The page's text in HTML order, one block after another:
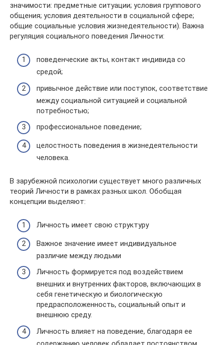
значимости: предметные ситуации; условия группового
общения; условия деятельности в социальной сфере;
общие социальные условия жизнедеятельности). Важна
регуляция социального поведения Личности:
поведенческие акты, контакт индивида со
средой;
привычное действие или поступок, соответствие
между социальной ситуацией и социальной
потребностью;
профессиональное поведение;
целостность поведения в жизнедеятельности
человека.
В зарубежной психологии существует много различных
теорий Личности в рамках разных школ. Обобщая
концепции выделяют:
Личность имеет свою структуру
Важное значение имеет индивидуальное
различие между людьми
Личность формируется под воздействием
внешних и внутренних факторов, включающих в
себя генетическую и биологическую
предрасположенность, социальный опыт и
внешнюю среду.
Личность влияет на поведение, благодаря ее